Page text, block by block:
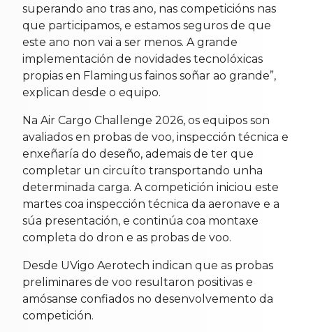
superando ano tras ano, nas competicións nas
que participamos, e estamos seguros de que
este ano non vai a ser menos. A grande
implementación de novidades tecnolóxicas
propias en Flamingus fainos soñar ao grande”,
explican desde o equipo.
Na Air Cargo Challenge 2026, os equipos son
avaliados en probas de voo, inspección técnica e
enxeñaría do deseño, ademais de ter que
completar un circuíto transportando unha
determinada carga. A competición iniciou este
martes coa inspección técnica da aeronave e a
súa presentación, e continúa coa montaxe
completa do dron e as probas de voo.
Desde UVigo Aerotech indican que as probas
preliminares de voo resultaron positivas e
amósanse confiados no desenvolvemento da
competición.